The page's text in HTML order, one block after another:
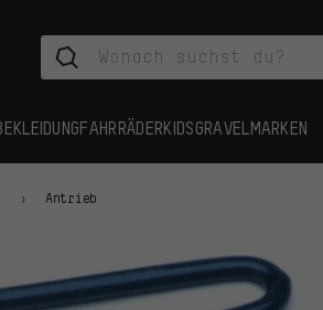
FAHRRÄDERKIDSGRAVEL MARKEN
Antrieb